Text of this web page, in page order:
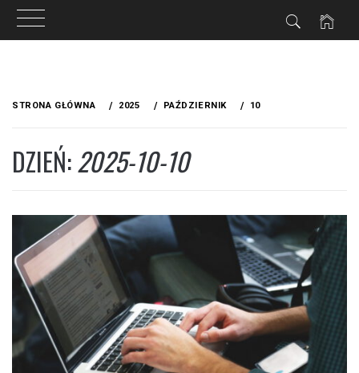
STRONA GŁÓWNA 2025 PAŹDZIERNIK 10
DZIEŃ:2025-10-10